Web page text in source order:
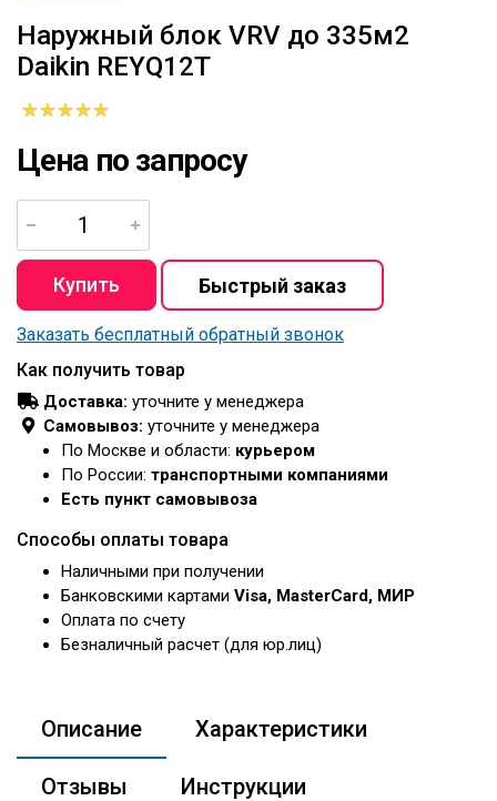
Наружный блок VRV до 335м2
Daikin REYQ12T
Цена по запросу
Заказать бесплатный обратный звонок
Как получить товар
Доставка: уточните у менеджера
Самовывоз: уточните у менеджера
По Москве и области: курьером
По России: транспортными компаниями
Есть пункт самовывоза
Способы оплаты товара
Наличными при получении
Банковскими картами Visa, MasterCard, МИР
Оплата по счету
Безналичный расчет (для юр.лиц)
Описание Характеристики
Отзывы Инструкции